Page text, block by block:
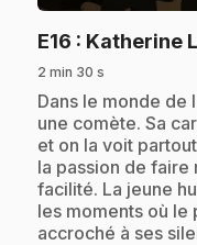
E16 : Katherine
2 min 30 s
.Dans le monde de
une comète. Sa
et on la voit
la passion de
facilité. La jeune
les moments où
accroché à ses